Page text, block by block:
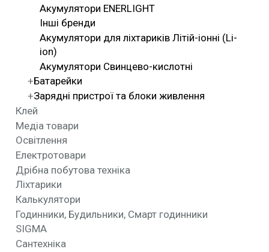
Акумулятори ENERLIGHT
Інші бренди
Акумулятори для ліхтариків Літій-іонні (Li-
ion)
Акумулятори Свинцево-кислотні
Батарейки
Зарядні пристрої та блоки живлення
Клей
Медіа товари
Освітлення
Електротовари
Дрібна побутова техніка
Ліхтарики
Калькулятори
Годинники, Будильники, Смарт годинники
SIGMA
Сантехніка